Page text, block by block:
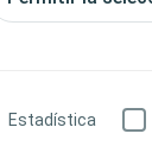
Estadística
para